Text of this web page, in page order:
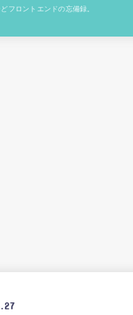
フロントエンドの忘備録。